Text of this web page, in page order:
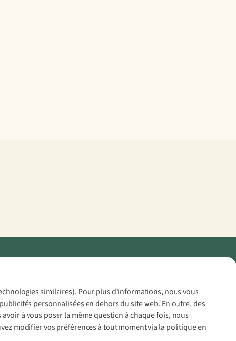
similaires). Pour plus d'informations, nous vous
personnalisées en dehors du site web. En outre, des
à vous poser la même question à chaque fois, nous
modifier vos préférences à tout moment via la politique en